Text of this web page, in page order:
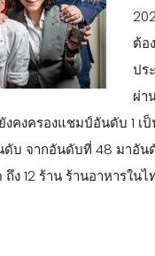
ต้อ
ปร
ผ่า
คงครองแชมป์อันดับ 1
ดับ จากอันดับที่ 48 มาอั
ง 12 ร้าน ร้านอาหารใ